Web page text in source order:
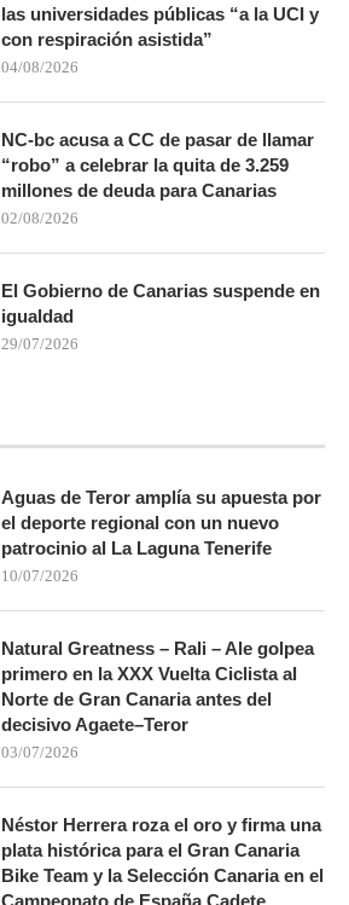
las universidades públicas “a la UCI y
con respiración asistida”
04/08/2026
NC-bc acusa a CC de pasar de llamar
“robo” a celebrar la quita de 3.259
millones de deuda para Canarias
02/08/2026
El Gobierno de Canarias suspende en
igualdad
29/07/2026
Aguas de Teror amplía su apuesta por
el deporte regional con un nuevo
patrocinio al La Laguna Tenerife
10/07/2026
Natural Greatness – Rali – Ale golpea
primero en la XXX Vuelta Ciclista al
Norte de Gran Canaria antes del
decisivo Agaete–Teror
03/07/2026
Néstor Herrera roza el oro y firma una
plata histórica para el Gran Canaria
Bike Team y la Selección Canaria en el
Campeonato de España Cadete